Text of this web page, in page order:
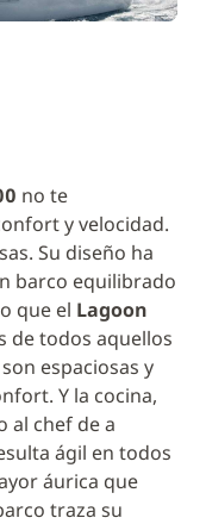
no te
y velocidad.
Su diseño ha
barco equilibrado
que el Lagoon
de todos aquellos
espaciosas y
Y la cocina,
al chef de a
ágil en todos
áurica que
traza su